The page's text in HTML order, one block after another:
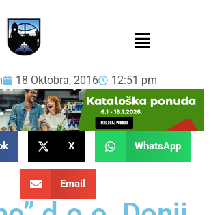
18 Oktobra, 2016 12:51 pm
X WhatsApp
Email